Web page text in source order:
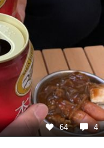
64 4